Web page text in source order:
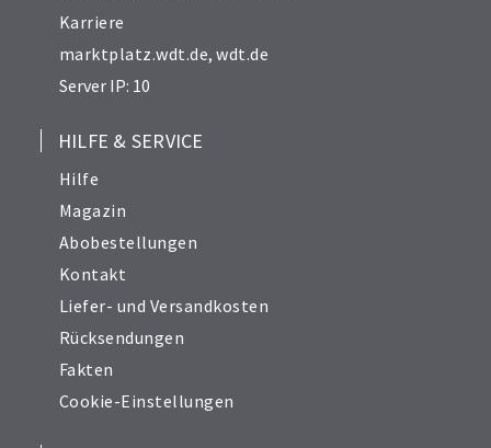
Karriere
marktplatz.wdt.de,wdt.de
Server IP: 10
HILFE & SERVICE
Hilfe
Magazin
Abobestellungen
Kontakt
Liefer- und Versandkosten
Rücksendungen
Fakten
Cookie-Einstellungen